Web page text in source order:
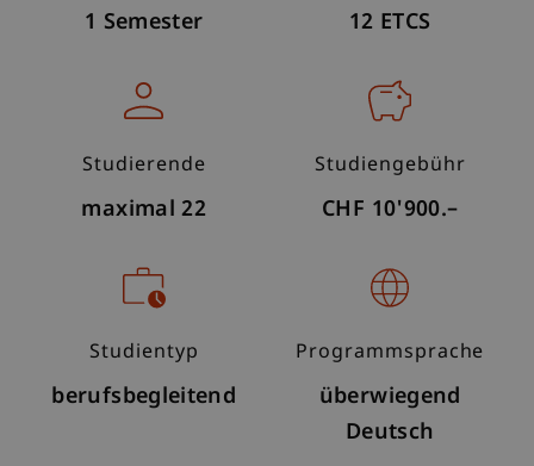
1 Semester 12 ETCS
Studierende
maximal 22
Studiengebühr
CHF 10'900.–
Studientyp
berufsbegleitend
Programmsprache
überwiegend
Deutsch